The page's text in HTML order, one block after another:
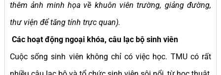
thêm ảnh minh họa về khuôn viên trường, giảng đường,
thư viện để tăng tính trực quan).
Các hoạt động ngoại khóa, câu lạc bộ sinh viên
Cuộc sống sinh viên không chỉ có việc học. TMU có rất